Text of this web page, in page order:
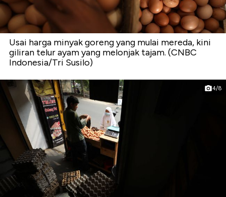
Usai harga minyak goreng yang mulai mereda, kini
giliran telur ayam yang melonjak tajam. (CNBC
Indonesia/Tri Susilo)
4/8